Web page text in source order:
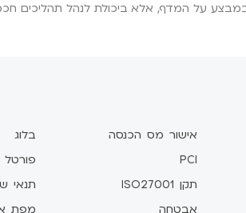
על המדף, אלא ביכולת לנהל תהליכים
אישור מס הכנסה
PCI
תקן ISO27001
אבטחה
בלוג
פורטל
תנאי
מפת